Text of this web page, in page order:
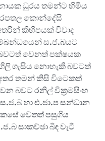
ධුරය තමන්ට හිමිය
කොන්දේසි
කිහිපයක් විවාද
ස.ජ.බයට
වෙනත් පක්ෂයක
ගැසිය නොහැකි බවටත්
තමන් කිසි විටෙකත්
බවට රනිල් වික්‍රමසිංහ
හා එ.ජා.ප සන්ධාන
වෙතත් පසුගිය
සාකච්ඡා බිඳ වැටී